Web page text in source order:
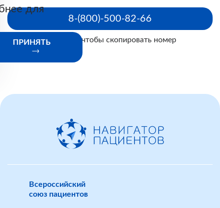
8-(800)-500-82-66
Нажмите, чтобы скопировать номер
для
ПРИНЯТЬ
Всероссийский
союз пациентов